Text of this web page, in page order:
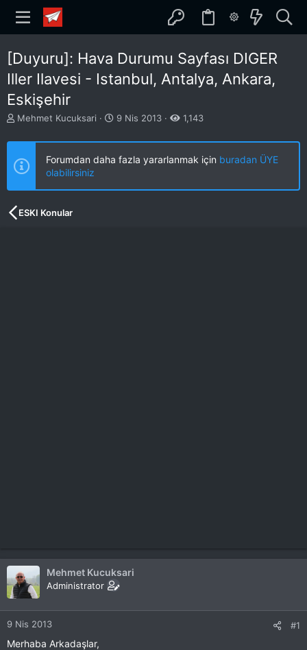
[Duyuru]: Hava Durumu Sayfası DIGER
Iller Ilavesi - Istanbul, Antalya, Ankara,
Eskişehir
K
n
u
u
b
a
Mehmet Kucuksari
B
ş
a
g
9 Nis 2013 1,143
Forumdan daha fazla yararlanmak için buradan ÜYE
olabilirsiniz
ESKI Konular
Mehmet Kucuksari
Administrator
9 Nis 2013 #1
Merhaba Arkadaşlar,